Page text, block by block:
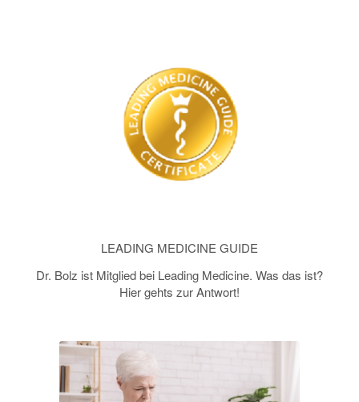
LEADING MEDICINE GUIDE
Dr. Bolz ist Mitglied bei Leading Medicine. Was das ist?
Hier gehts zur Antwort!